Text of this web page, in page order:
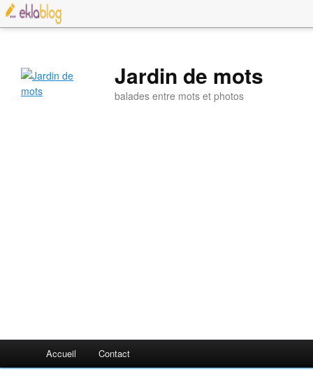
Jardin de mots
balades entre mots et photos
Accueil Contact